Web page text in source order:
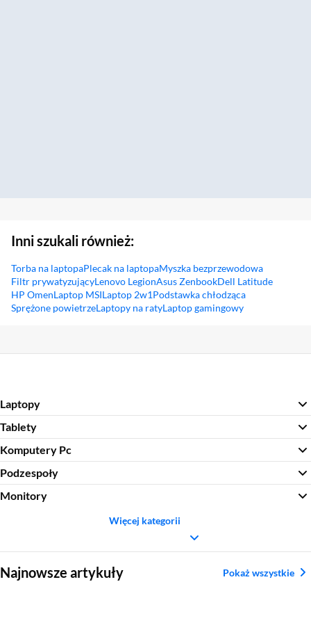
Inni szukali również:
Torba na laptopaPlecak na laptopaMyszka bezprzewodowa
Filtr prywatyzującyLenovo LegionAsus ZenbookDell Latitude
HP OmenLaptop MSILaptop 2w1Podstawka chłodząca
Sprężone powietrzeLaptopy na ratyLaptop gamingowy
Laptopy
Tablety
Komputery Pc
Podzespoły
Monitory
Więcej kategorii
Najnowsze artykuły Pokaż wszystkie